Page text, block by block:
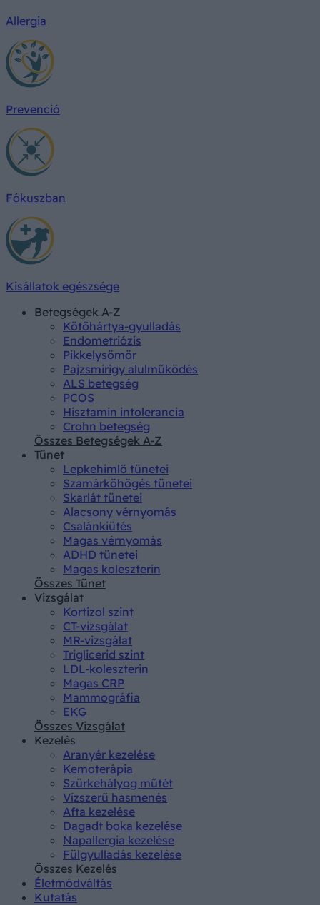
Allergia
Prevenció
Fókuszban
Kisállatok egészsége
Betegségek A-Z
Kötőhártya-gyulladás
Endometriózis
Pikkelysömör
Pajzsmirigy alulműködés
ALS betegség
PCOS
Hisztamin intolerancia
Crohn betegség
Összes Betegségek A-Z
Tünet
Lepkehimlő tünetei
Szamárköhögés tünetei
Skarlát tünetei
Alacsony vérnyomás
Csalánkiütés
Magas vérnyomás
ADHD tünetei
Magas koleszterin
Összes Tünet
Vizsgálat
Kortizol szint
CT-vizsgálat
MR-vizsgálat
Triglicerid szint
LDL-koleszterin
Magas CRP
Mammográfia
EKG
Összes Vizsgálat
Kezelés
Aranyér kezelése
Kemoterápia
Szürkehályog műtét
Vízszerű hasmenés
Afta kezelése
Dagadt boka kezelése
Napallergia kezelése
Fülgyulladás kezelése
Összes Kezelés
Életmódváltás
Kutatás